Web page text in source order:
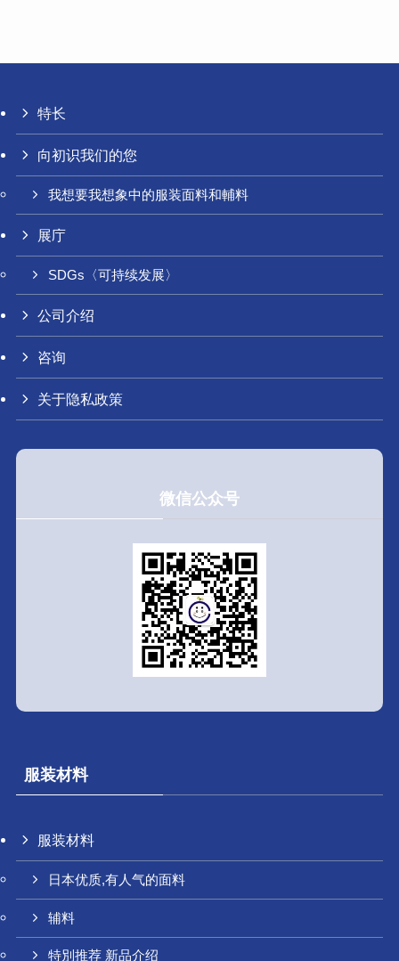
特长
向初识我们的您
我想要我想象中的服装面料和輔料
展庁
SDGs〈可持续发展〉
公司介绍
咨询
关于隐私政策
微信公众号
服装材料
服装材料
日本优质,有人气的面料
辅料
特別推荐 新品介绍